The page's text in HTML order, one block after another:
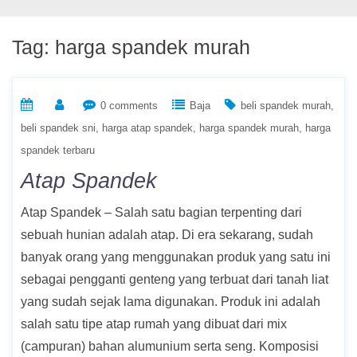
Tag: harga spandek murah
0 comments Baja
beli spandek murah
beli spandek sni
harga atap spandek harga spandek murah
harga
spandek terbaru
Atap Spandek
Atap Spandek – Salah satu bagian terpenting dari
sebuah hunian adalah atap. Di era sekarang, sudah
banyak orang yang menggunakan produk yang satu ini
sebagai pengganti genteng yang terbuat dari tanah liat
yang sudah sejak lama digunakan. Produk ini adalah
salah satu tipe atap rumah yang dibuat dari mix
(campuran) bahan alumunium serta seng. Komposisi